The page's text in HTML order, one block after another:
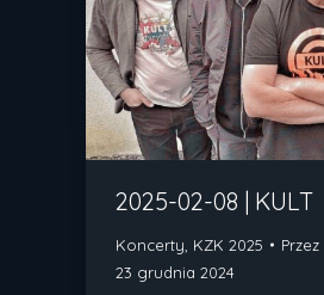
2025-02-08 | KULT
Koncerty KZK 2025 Przez
23 grudnia 2024